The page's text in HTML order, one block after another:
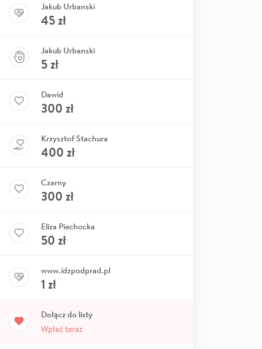
Jakub Urbanski
45zł
Jakub Urbanski
5zł
Dawid
300 zł
Krzysztof Stachura
400 zł
Czarny
300 zł
Eliza Piechocka
50 zł
www.idzpodprad.pl
1 zł
Dołącz do listy
Wpłać teraz